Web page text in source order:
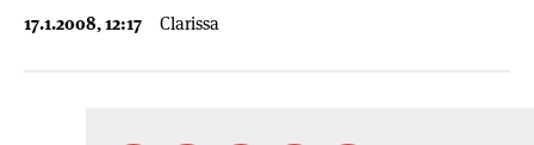
17.1.2008, 12:17 Clarissa